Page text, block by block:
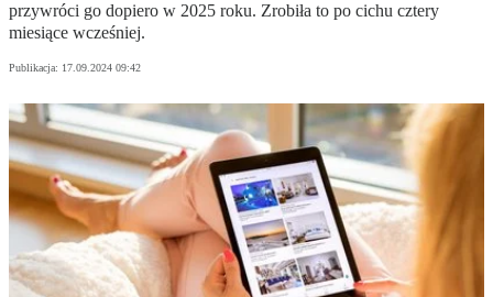
przywróci go dopiero w 2025 roku. Zrobiła to po cichu cztery
miesiące wcześniej.
Publikacja: 17.09.2024 09:42